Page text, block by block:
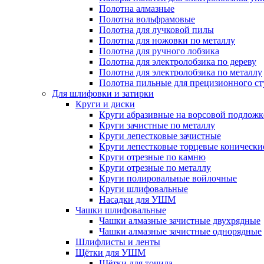
Полотна алмазные
Полотна вольфрамовые
Полотна для лучковой пилы
Полотна для ножовки по металлу
Полотна для ручного лобзика
Полотна для электролобзика по дереву
Полотна для электролобзика по металлу
Полотна пильные для прецизионного
Для шлифовки и затирки
Круги и диски
Круги абразивные на ворсовой
Круги зачистные по металлу
Круги лепестковые зачистные
Круги лепестковые торцевые
Круги отрезные по камню
Круги отрезные по металлу
Круги полировальные войлочные
Круги шлифовальные
Насадки для УШМ
Чашки шлифовальные
Чашки алмазные зачистные двухрядные
Чашки алмазные зачистные однорядные
Шлифлисты и ленты
Щётки для УШМ